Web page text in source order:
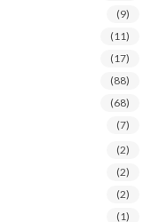
(9)
(11)
(17)
(88)
(68)
(7)
(2)
(2)
(2)
(1)